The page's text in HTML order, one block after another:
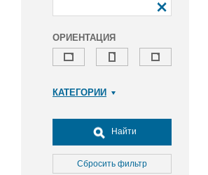
ОРИЕНТАЦИЯ
КАТЕГОРИИ
Досуг, туризм и отдых
Культура
Медицина
Найти
Сбросить фильтр